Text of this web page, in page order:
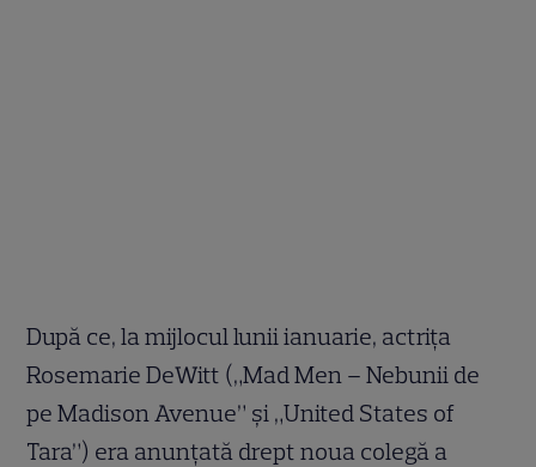
După ce, la mijlocul lunii ianuarie, actriţa
Rosemarie DeWitt („Mad Men – Nebunii de
pe Madison Avenue” şi „United States of
Tara”) era anunţată drept noua colegă a